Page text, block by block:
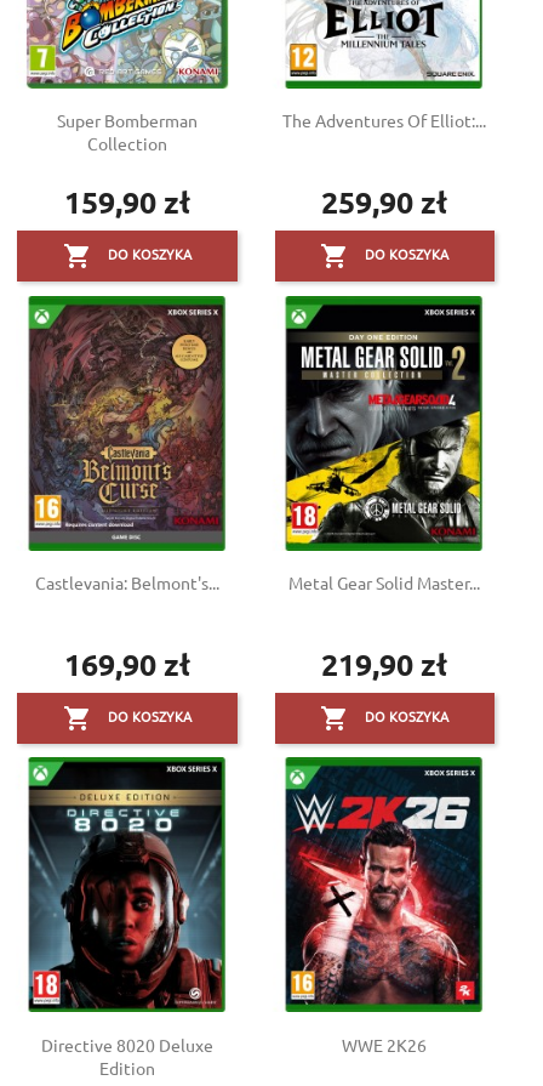
Super Bomberman
Collection
Cena
159,90 zł
 DO KOSZYKA
The Adventures Of Elliot:...
Cena
259,90 zł
 DO KOSZYKA
Castlevania: Belmont's...
Cena
169,90 zł
 DO KOSZYKA
Metal Gear Solid Master...
Cena
219,90 zł
 DO KOSZYKA
Directive 8020 Deluxe
Edition
WWE 2K26